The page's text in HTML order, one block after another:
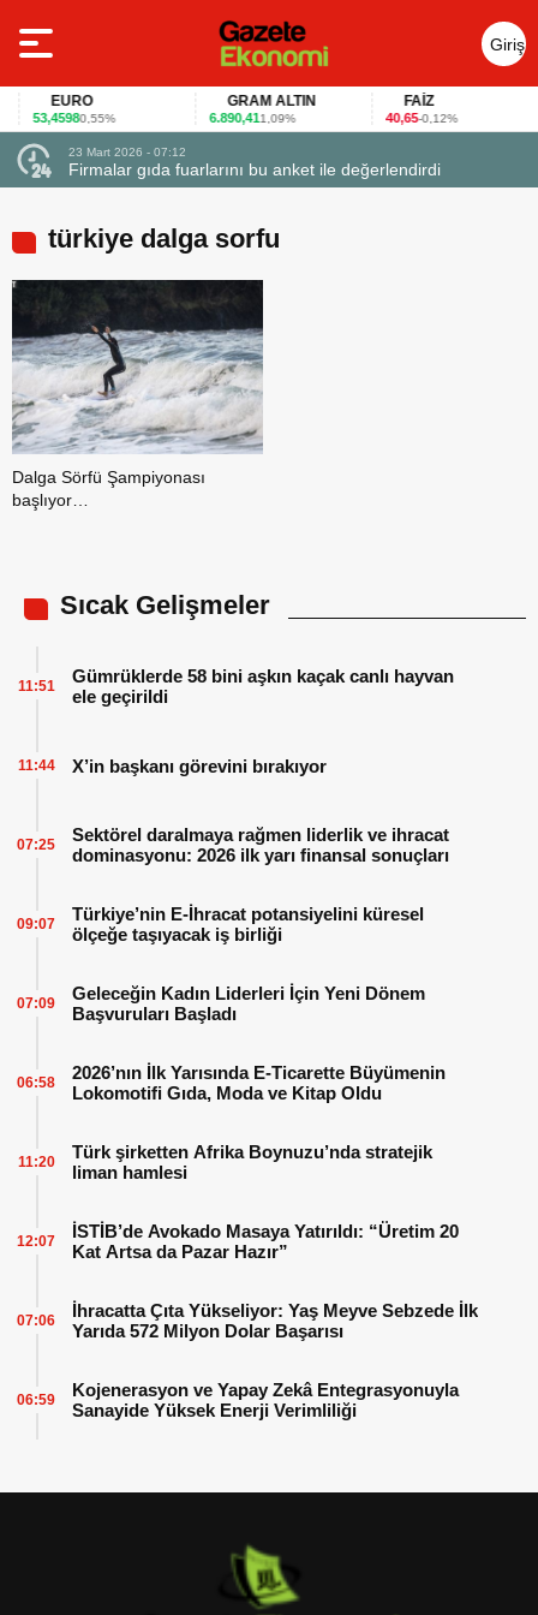
Giriş
Yap
EURO
53,45980,55%
GRAM ALTIN
6.890,411,09%
FAİZ
40,65-0,12%
23 Mart 2026 - 07:12
Firmalar gıda fuarlarını bu anket ile değerlendirdi
türkiye dalga sorfu
Dalga Sörfü Şampiyonası
başlıyor…
Sıcak Gelişmeler
Gümrüklerde 58 bini aşkın kaçak canlı hayvan
ele geçirildi
11:51
X’in başkanı görevini bırakıyor
11:44
Sektörel daralmaya rağmen liderlik ve ihracat
dominasyonu: 2026 ilk yarı finansal sonuçları
07:25
Türkiye’nin E-İhracat potansiyelini küresel
ölçeğe taşıyacak iş birliği
09:07
Geleceğin Kadın Liderleri İçin Yeni Dönem
Başvuruları Başladı
07:09
2026’nın İlk Yarısında E-Ticarette Büyümenin
Lokomotifi Gıda, Moda ve Kitap Oldu
06:58
Türk şirketten Afrika Boynuzu’nda stratejik
liman hamlesi
11:20
İSTİB’de Avokado Masaya Yatırıldı: “Üretim 20
Kat Artsa da Pazar Hazır”
12:07
İhracatta Çıta Yükseliyor: Yaş Meyve Sebzede İlk
Yarıda 572 Milyon Dolar Başarısı
07:06
Kojenerasyon ve Yapay Zekâ Entegrasyonuyla
Sanayide Yüksek Enerji Verimliliği
06:59